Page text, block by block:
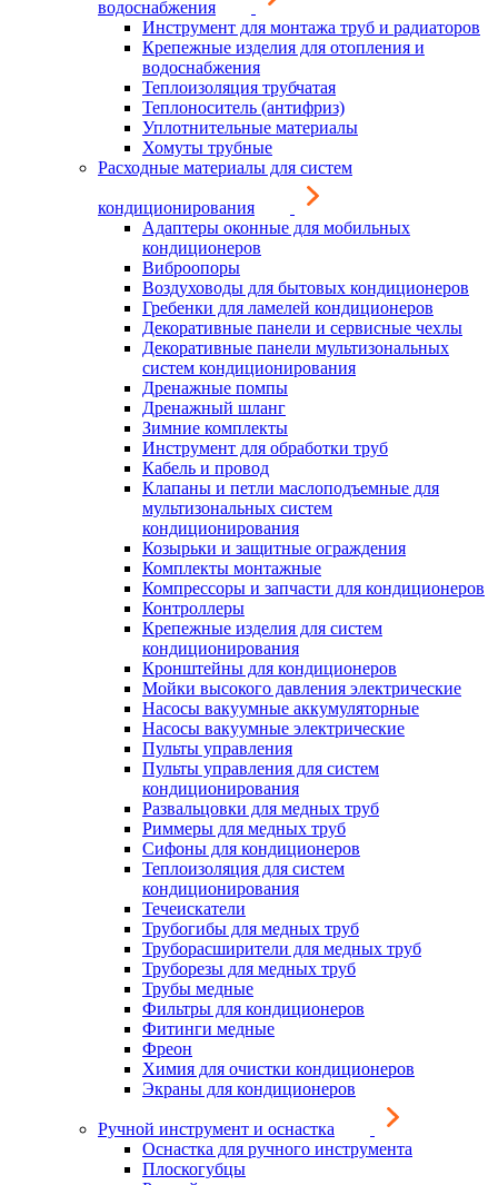
водоснабжения
Инструмент для монтажа труб и радиаторов
Крепежные изделия для отопления и
водоснабжения
Теплоизоляция трубчатая
Теплоноситель (антифриз)
Уплотнительные материалы
Хомуты трубные
Расходные материалы для систем
кондиционирования
Адаптеры оконные для мобильных
кондиционеров
Виброопоры
Воздуховоды для бытовых кондиционеров
Гребенки для ламелей кондиционеров
Декоративные панели и сервисные чехлы
Декоративные панели мультизональных
систем кондиционирования
Дренажные помпы
Дренажный шланг
Зимние комплекты
Инструмент для обработки труб
Кабель и провод
Клапаны и петли маслоподъемные для
мультизональных систем
кондиционирования
Козырьки и защитные ограждения
Комплекты монтажные
Компрессоры и запчасти для кондиционеров
Контроллеры
Крепежные изделия для систем
кондиционирования
Кронштейны для кондиционеров
Мойки высокого давления электрические
Насосы вакуумные аккумуляторные
Насосы вакуумные электрические
Пульты управления
Пульты управления для систем
кондиционирования
Развальцовки для медных труб
Риммеры для медных труб
Сифоны для кондиционеров
Теплоизоляция для систем
кондиционирования
Течеискатели
Трубогибы для медных труб
Труборасширители для медных труб
Труборезы для медных труб
Трубы медные
Фильтры для кондиционеров
Фитинги медные
Фреон
Химия для очистки кондиционеров
Экраны для кондиционеров
Ручной инструмент и оснастка
Оснастка для ручного инструмента
Плоскогубцы